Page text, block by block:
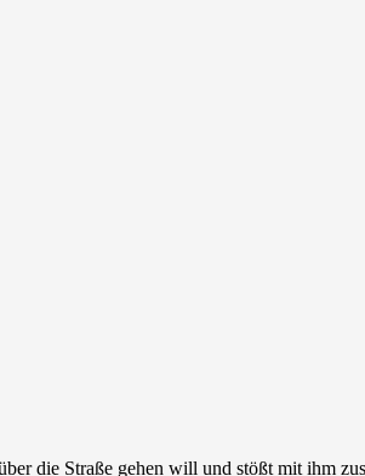
die Straße gehen will und stößt mit ihm